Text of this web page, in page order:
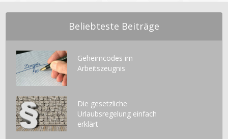
Beliebteste Beiträge
Geheimcodes im
Arbeitszeugnis
Die gesetzliche
Urlaubsregelung einfach
erklärt